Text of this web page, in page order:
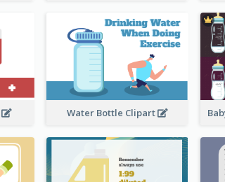
Water Bottle Clipart